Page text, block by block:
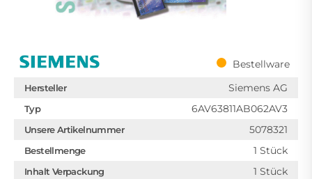
Bestellware
Hersteller Siemens AG
Typ 6AV63811AB062AV3
Unsere Artikelnummer 5078321
Bestellmenge 1 Stück
Inhalt Verpackung 1 Stück